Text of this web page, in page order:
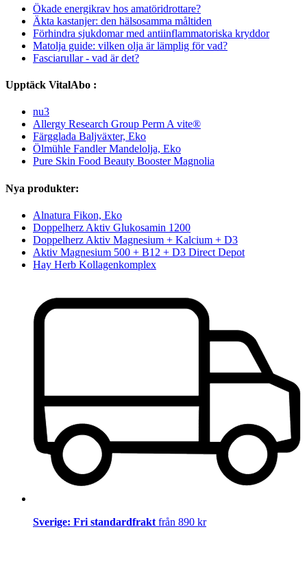
Ökade energikrav hos amatöridrottare?
Äkta kastanjer: den hälsosamma måltiden
Förhindra sjukdomar med antiinflammatoriska kryddor
Matolja guide: vilken olja är lämplig för vad?
Fasciarullar - vad är det?
Upptäck VitalAbo :
nu3
Allergy Research Group Perm A vite®
Färgglada Baljväxter, Eko
Ölmühle Fandler Mandelolja, Eko
Pure Skin Food Beauty Booster Magnolia
Nya produkter:
Alnatura Fikon, Eko
Doppelherz Aktiv Glukosamin 1200
Doppelherz Aktiv Magnesium + Kalcium + D3
Aktiv Magnesium 500 + B12 + D3 Direct Depot
Hay Herb Kollagenkomplex
Sverige: Fri standardfrakt från 890 kr